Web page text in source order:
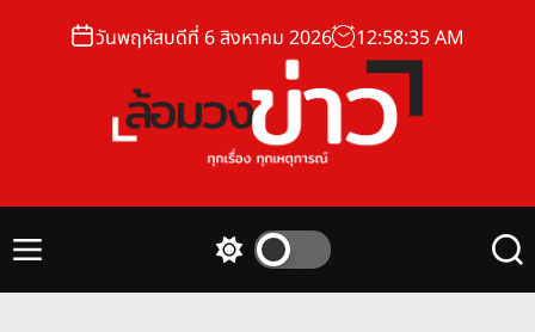
วันพฤหัสบดีที่ 6 สิงหาคม 2026 12:58:36AM
อ
M S